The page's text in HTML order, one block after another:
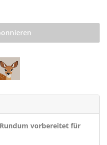
vorbereitet für